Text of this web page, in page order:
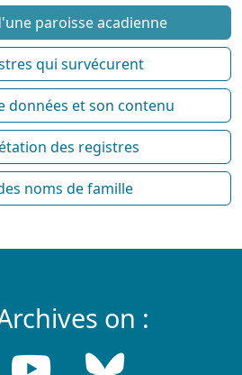
paroisse acadienne
qui survécurent
données et son contenu
des registres
noms de famille
on :